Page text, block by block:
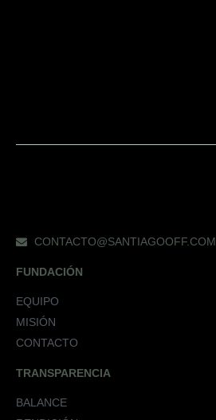
CONTACTO@SANTIAGOOFF.COM
FUNDACIÓN
EQUIPO
MISIÓN
CONTACTO
TRANSPARENCIA
BALANCE